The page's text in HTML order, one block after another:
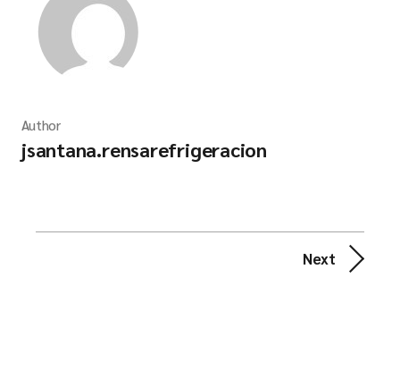
Author
jsantana.rensarefrigeracion
Next